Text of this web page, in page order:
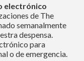
electrónico
de The
semanalmente
despensa.
para
o de emergencia.